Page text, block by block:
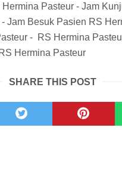
Pasteur - Jam
Jam Besuk Pasien RS
- RS Hermina
Hermina Pasteur
SHARE THIS POST